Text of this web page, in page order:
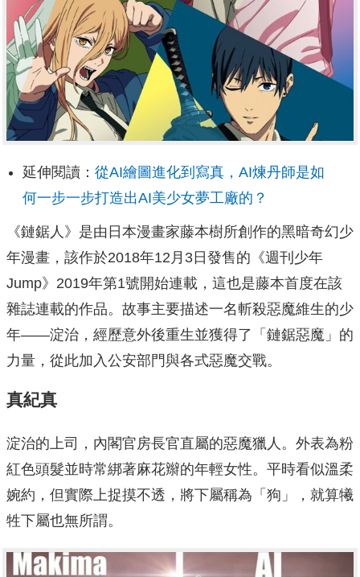
延伸閱讀： 從AI繪圖進化到寫真，AI煉丹師是如
何一步一步打造出AI美少女夢工廠的？
《鏈鋸人》是由日本漫畫家藤本樹所創作的黑暗奇幻少
年漫畫，該作於2018年12月3日發售的《週刊少年
Jump》2019年第1號開始連載，這也是藤本首度在該
雜誌連載的作品。故事主要描述一名斬殺惡魔維生的少
年——淀治，經歷意外後重生並獲得了「鏈鋸惡魔」的
力量，從此加入公安部門與各式惡魔交戰。
真紀真
淀治的上司，內閣官房長官直屬的惡魔獵人。外表為粉
紅色頭髮並時常綁著麻花辮的年輕女性。平時看似溫柔
婉約，但實際上捉摸不透，將下屬稱為「狗」，就算犧
牲下屬也無所謂。